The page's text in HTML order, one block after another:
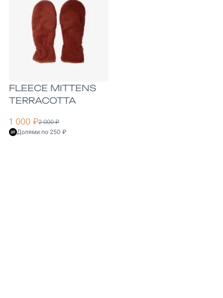
FLEECE MITTENS
TERRACOTTA
1 000 ₽2 000 ₽
Долями по 250 ₽